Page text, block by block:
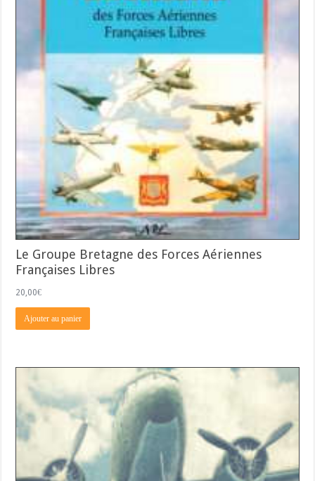
Le Groupe Bretagne des Forces Aériennes
Françaises Libres
20,00€
Ajouter au panier